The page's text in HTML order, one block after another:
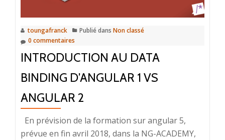
toungafranck Publié dans Non classé
0 commentaires
INTRODUCTION AU DATA
BINDING D’ANGULAR 1 VS
ANGULAR 2
En prévision de la formation sur angular 5,
prévue en fin avril 2018, dans la NG-ACADEMY,